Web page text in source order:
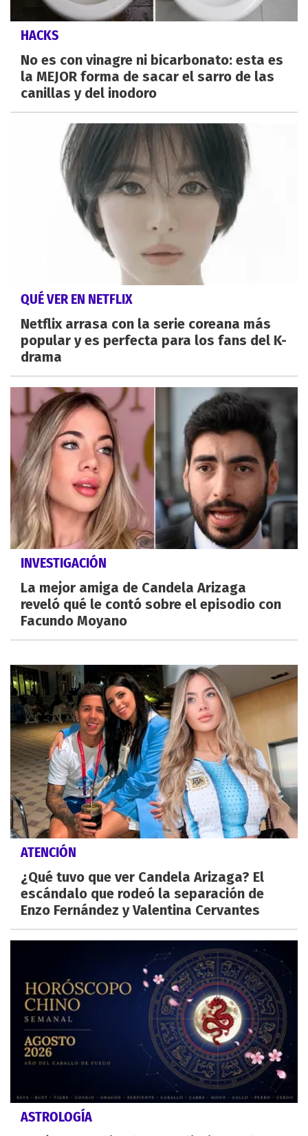
HACKS
No es con vinagre ni bicarbonato: esta es
la MEJOR forma de sacar el sarro de las
canillas y del inodoro
QUÉ VER EN NETFLIX
Netflix arrasa con la serie coreana más
popular y es perfecta para los fans del K-
drama
INVESTIGACIÓN
La mejor amiga de Candela Arizaga
reveló qué le contó sobre el episodio con
Facundo Moyano
ATENCIÓN
¿Qué tuvo que ver Candela Arizaga? El
escándalo que rodeó la separación de
Enzo Fernández y Valentina Cervantes
ASTROLOGÍA